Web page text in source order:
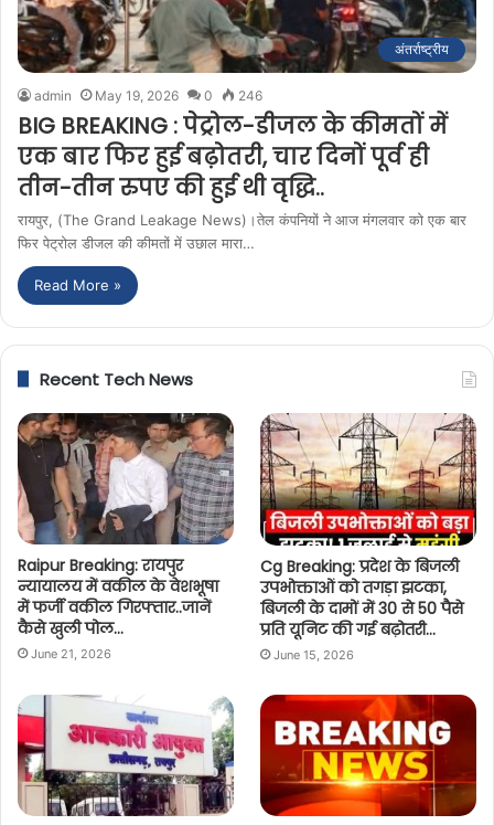
अंतर्राष्ट्रीय
admin May 19, 2026 0 246
BIG BREAKING : पेट्रोल-डीजल के कीमतों में
एक बार फिर हुई बढ़ोतरी, चार दिनों पूर्व ही
तीन-तीन रुपए की हुई थी वृद्धि..
रायपुर, (The Grand Leakage News)।तेल कंपनियों ने आज मंगलवार को एक बार
फिर पेट्रोल डीजल की कीमतों में उछाल मारा…
Read More »
Recent Tech News
Raipur Breaking: रायपुर
न्यायालय में वकील के वेशभूषा
में फर्जी वकील गिरफ्तार..जानें
कैसे खुली पोल…
June 21, 2026
Cg Breaking: प्रदेश के बिजली
उपभोक्ताओं को तगड़ा झटका,
बिजली के दामों में 30 से 50 पैसे
प्रति यूनिट की गई बढ़ोतरी…
June 15, 2026